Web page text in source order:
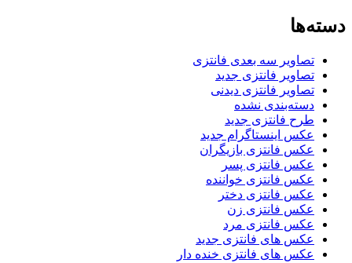
دسته‌ها
تصاویر سه بعدی فانتزی
تصاویر فانتزی جدید
تصاویر فانتزی دیدنی
دسته‌بندی نشده
طرح فانتزی جدید
عکس اینستاگرام جدید
عکس فانتزی بازیگران
عکس فانتزی پسر
عکس فانتزی خواننده
عکس فانتزی دختر
عکس فانتزی زن
عکس فانتزی مرد
عکس های فانتزی جدید
عکس های فانتزی خنده دار